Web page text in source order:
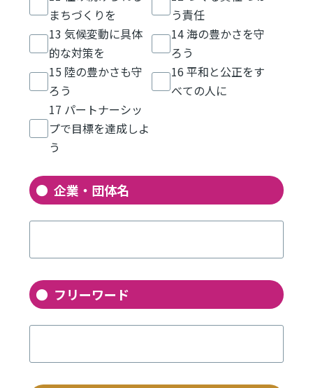
まちづくりを
う責任
13 気候変動に具体
的な対策を
14 海の豊かさを守
ろう
15 陸の豊かさも守
ろう
16 平和と公正をす
べての人に
17 パートナーシッ
プで目標を達成しよ
う
企業・団体名
フリーワード